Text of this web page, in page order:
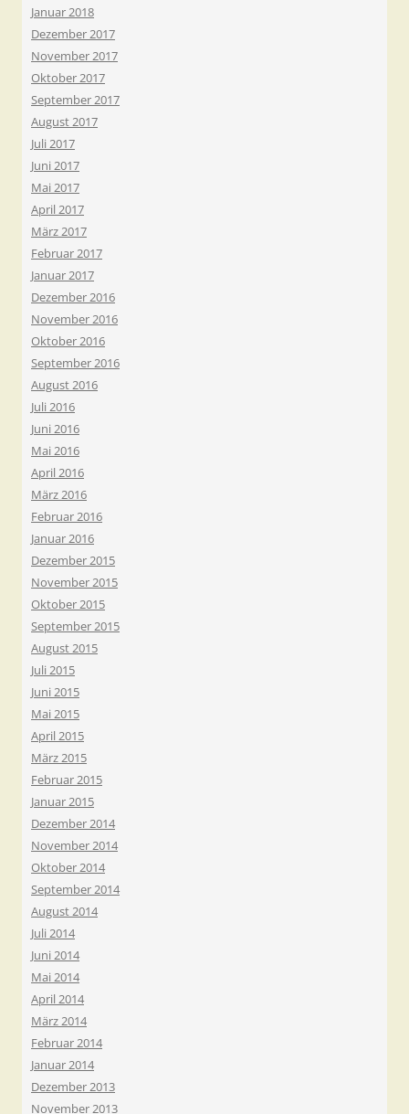
Januar 2018
Dezember 2017
November 2017
Oktober 2017
September 2017
August 2017
Juli 2017
Juni 2017
Mai 2017
April 2017
März 2017
Februar 2017
Januar 2017
Dezember 2016
November 2016
Oktober 2016
September 2016
August 2016
Juli 2016
Juni 2016
Mai 2016
April 2016
März 2016
Februar 2016
Januar 2016
Dezember 2015
November 2015
Oktober 2015
September 2015
August 2015
Juli 2015
Juni 2015
Mai 2015
April 2015
März 2015
Februar 2015
Januar 2015
Dezember 2014
November 2014
Oktober 2014
September 2014
August 2014
Juli 2014
Juni 2014
Mai 2014
April 2014
März 2014
Februar 2014
Januar 2014
Dezember 2013
November 2013